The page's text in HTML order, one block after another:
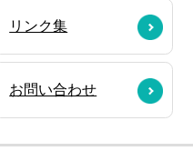
リンク集
お問い合わせ